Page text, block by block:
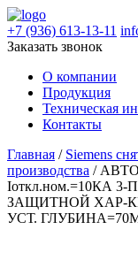
+7 (936) 613-13-11
Заказать звонок
О компании
Продукция
Техническая
Контакты
Главная / Siemens
производства /
Iоткл.ном.=10КА
ЗАЩИТНОЙ ХАР-
УСТ.